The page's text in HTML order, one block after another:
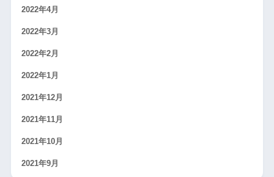
2022年4月
2022年3月
2022年2月
2022年1月
2021年12月
2021年11月
2021年10月
2021年9月